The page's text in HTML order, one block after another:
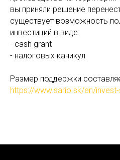
вы приняли решение
существует возможность
инвестиций в виде:
- cash grant
- налоговых каникул
Размер поддержки
https://www.sario.sk/en/